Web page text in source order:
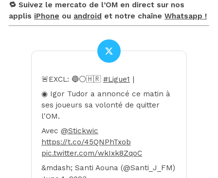
🔁 Suivez le mercato de l’OM en direct sur nos
applis iPhone ou android et notre chaîne Whatsapp !
🚨EXCL: 🔵⚪️🇭🇷 #Ligue1 |
◉ Igor Tudor a annoncé ce matin à
ses joueurs sa volonté de quitter
l'OM.
Avec @Stickwic
https://t.co/45QNPhTxob
pic.twitter.com/wkIxk8ZqoC
&mdash; Santi Aouna (@Santi_J_FM)